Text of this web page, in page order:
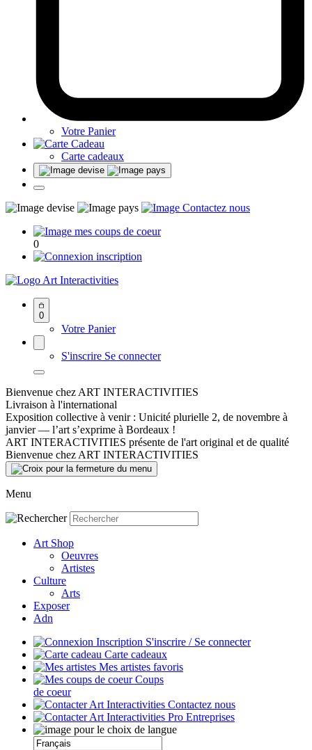
Votre Panier
Carte cadeaux
0
Art Interactivities
0
Votre Panier
S'inscrire Se connecter
Bienvenue chez ART INTERACTIVITIES
Livraison à l'international
Exposition collective à venir : Unicité plurielle 2, de novembre à
janvier — l’art s’exprime à Bordeaux !
ART INTERACTIVITIES présente de l'art original et de qualité
Bienvenue chez ART INTERACTIVITIES
Menu
Art Shop
Oeuvres
Artistes
Culture
Arts
Exposer
Adn
S'inscrire / Se connecter
Carte cadeaux
Mes artistes favoris
Coups
de coeur
Contactez nous
Entreprises